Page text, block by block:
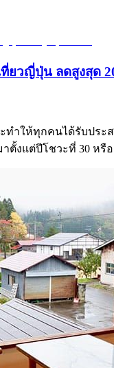
ที่ยวญี่ปุ่น ลดสูงสุด
ำให้ทุกคนได้รับประ
งแต่ปีโชวะที่ 30 หรื